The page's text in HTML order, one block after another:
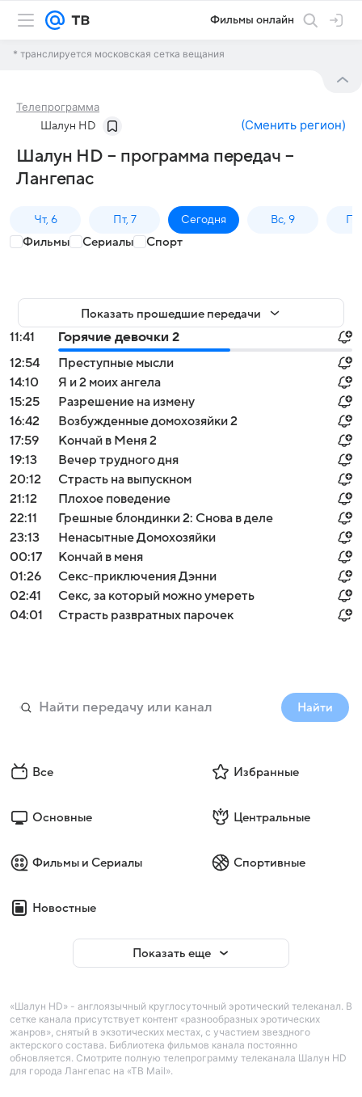
Фильмы онлайн
* транслируется московская сетка вещания
Телепрограмма
Шалун HD (Сменить регион)
Шалун HD – программа передач –
Лангепас
Чт, 6 Пт, 7 Сегодня Вс, 9
Фильмы Сериалы Спорт
Показать прошедшие передачи
11:41
Горячие девочки 2
12:54
Преступные мысли
14:10
Я и 2 моих ангела
15:25
Разрешение на измену
16:42
Возбужденные домохозяйки 2
17:59
Кончай в Меня 2
19:13
Вечер трудного дня
20:12
Страсть на выпускном
21:12
Плохое поведение
22:11
Грешные блондинки 2: Снова в деле
23:13
Ненасытные Домохозяйки
00:17
Кончай в меня
01:26
Секс-приключения Дэнни
02:41
Секс, за который можно умереть
04:01
Страсть развратных парочек
Найти
Все Избранные
Основные Центральные
Фильмы и Сериалы Спортивные
Новостные
Показать еще
«Шалун HD» - англоязычный круглосуточный эротический телеканал. В
сетке канала присутствует контент «разнообразных эротических
жанров», снятый в экзотических местах, с участием звездного
актерского состава. Библиотека фильмов канала постоянно
обновляется. Смотрите полную телепрограмму телеканала Шалун HD
для города Лангепас на «ТВ Mail».